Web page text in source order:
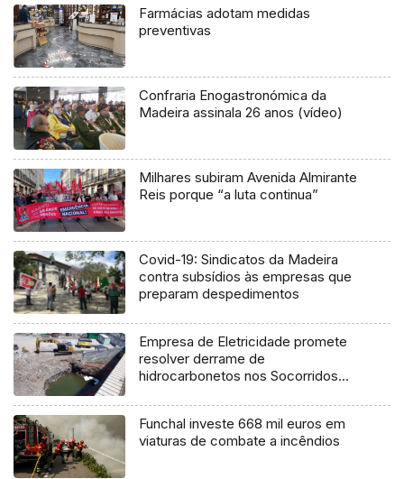
Farmácias adotam medidas
preventivas
Confraria Enogastronómica da
Madeira assinala 26 anos (vídeo)
Milhares subiram Avenida Almirante
Reis porque “a luta continua”
Covid-19: Sindicatos da Madeira
contra subsídios às empresas que
preparam despedimentos
Empresa de Eletricidade promete
resolver derrame de
hidrocarbonetos nos Socorridos
Funchal investe 668 mil euros em
viaturas de combate a incêndios